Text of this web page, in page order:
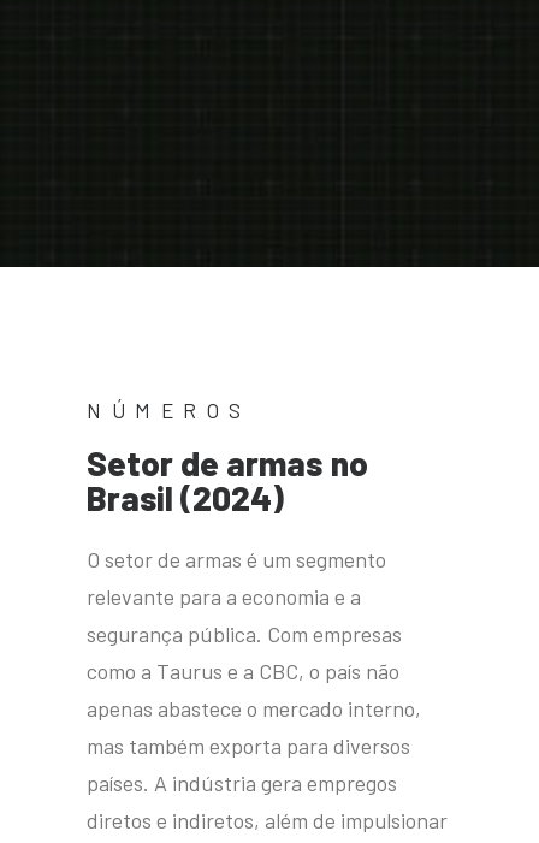
NÚMEROS
Setor de armas no
Brasil (2024)
O setor de armas é um segmento
relevante para a economia e a
segurança pública. Com empresas
como a Taurus e a CBC, o país não
apenas abastece o mercado interno,
mas também exporta para diversos
países. A indústria gera empregos
diretos e indiretos, além de impulsionar